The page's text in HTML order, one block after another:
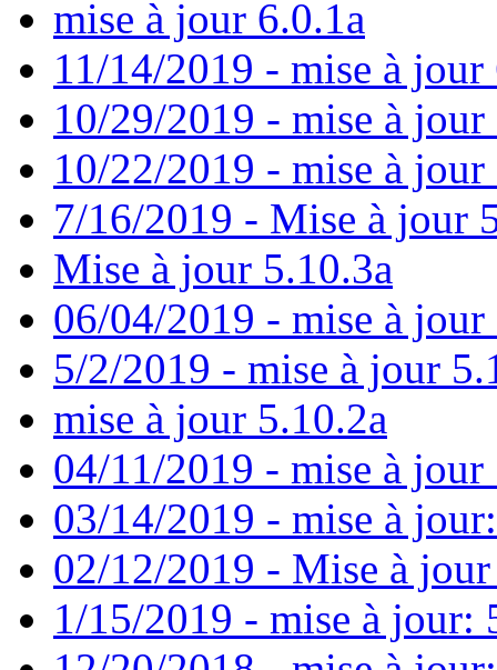
mise à jour 6.0.1a
11/14/2019 - mise à jour
10/29/2019 - mise à jour
10/22/2019 - mise à
7/16/2019 - Mise à jour
Mise à jour 5.10.3a
06/04/2019 - mise à
5/2/2019 - mise à jour
mise à jour 5.10.2a
04/11/2019 - mise à
03/14/2019 - mise à
02/12/2019 - Mise à
1/15/2019 - mise à jour: